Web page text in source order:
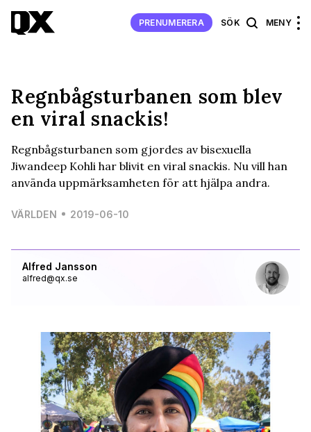
PRENUMERERA SÖK MENY
Alfred Jansson
alfred@qx.se
Regnbågsturbanen som blev
en viral snackis!
Regnbågsturbanen som gjordes av bisexuella
Jiwandeep Kohli har blivit en viral snackis. Nu vill han
använda uppmärksamheten för att hjälpa andra.
VÄRLDEN 2019-06-10